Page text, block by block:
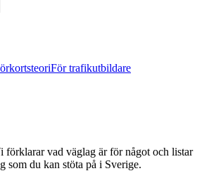
För trafikutbildare
förklarar vad väglag är för något och listar
som du kan stöta på i Sverige.